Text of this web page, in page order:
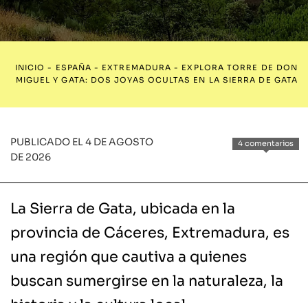
INICIO - ESPAÑA - EXTREMADURA - EXPLORA TORRE DE DON
MIGUEL Y GATA: DOS JOYAS OCULTAS EN LA SIERRA DE GATA
4 comentarios
PUBLICADO EL 4 DE AGOSTO
DE 2026
La Sierra de Gata, ubicada en la
provincia de Cáceres, Extremadura, es
una región que cautiva a quienes
buscan sumergirse en la naturaleza, la